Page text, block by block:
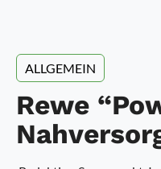
ALLGEMEIN
Rewe